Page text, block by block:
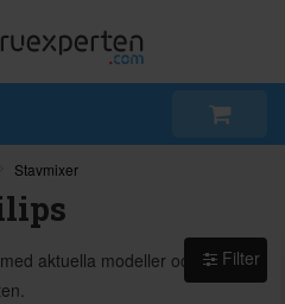
Stavmixer
aktuella modeller och
Filter